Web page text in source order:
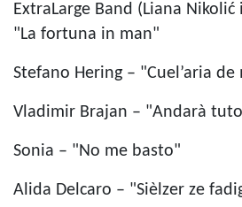
ExtraLarge Band (Liana
"La fortuna in man"
Stefano Hering – "Cuel’aria de
Vladimir Brajan – "Andarà
Sonia – "No me basto"
Alida Delcaro – "Sièlzer ze